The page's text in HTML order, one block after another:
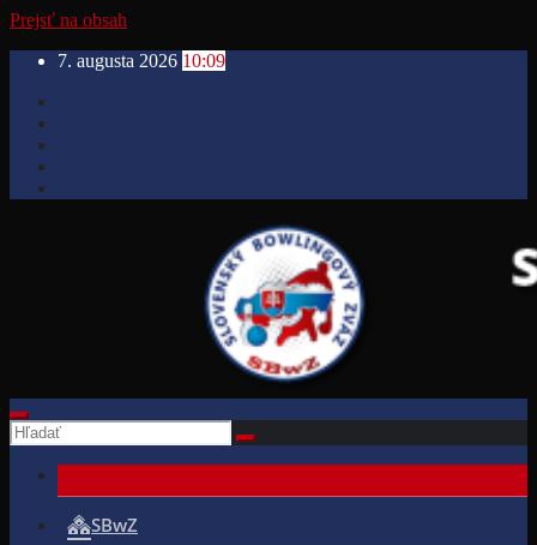
Prejsť na obsah
7. augusta 2026 10:09
SBwZ